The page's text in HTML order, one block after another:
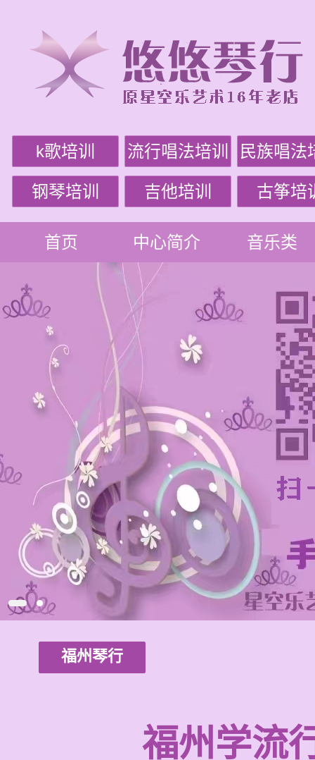
k歌培训 流行唱法培训 民族唱法
钢琴培训 吉他培训 古筝培
首页 中心简介 音乐类
福州琴行
福州学流